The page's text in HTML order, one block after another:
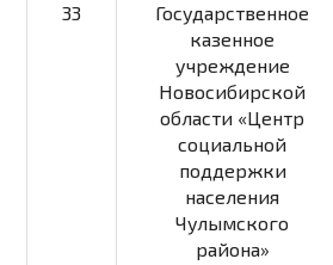
33
Государственное
казенное
учреждение
Новосибирской
области «Центр
социальной
поддержки
населения
Чулымского
района»